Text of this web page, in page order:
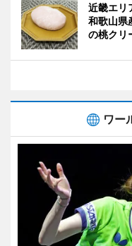
近畿エリ
和歌山県
の桃クリ
ワー